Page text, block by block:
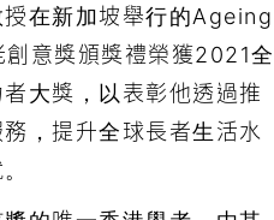
在新加坡舉行的Ageing
意獎頒獎禮榮獲2021全
大獎，以表彰他透過推
，提升全球長者生活水